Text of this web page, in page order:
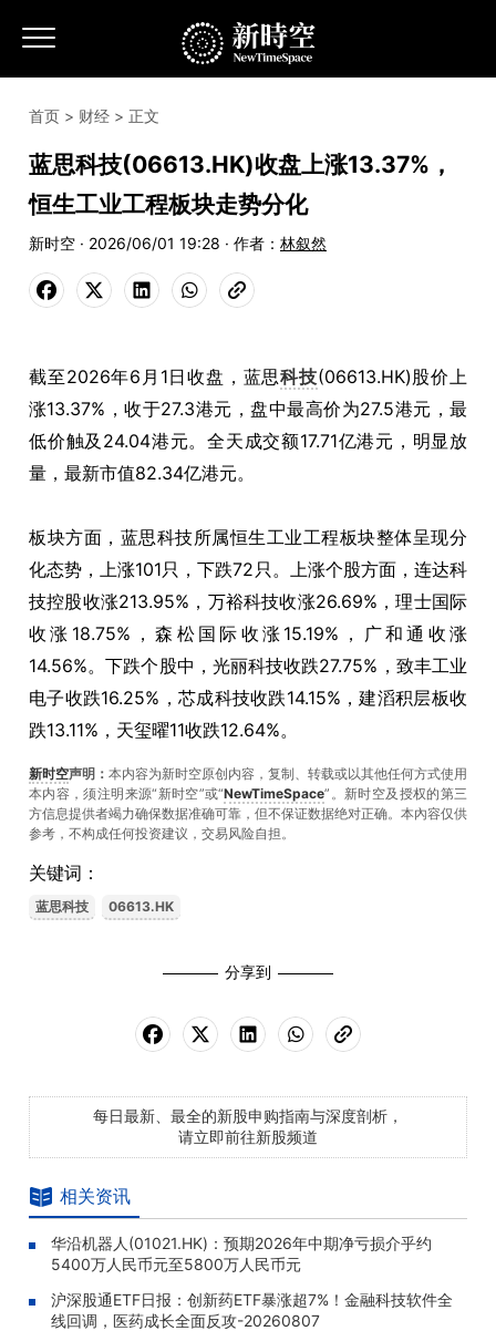
首页 > 财经 > 正文
蓝思科技(06613.HK)收盘上涨13.37%，
恒生工业工程板块走势分化
新时空 · 2026/06/01 19:28 · 作者： 林叙然
截至2026年6月1日收盘，蓝思科技(06613.HK)股价上
涨13.37%，收于27.3港元，盘中最高价为27.5港元，最
低价触及24.04港元。全天成交额17.71亿港元，明显放
量，最新市值82.34亿港元。
板块方面，蓝思科技所属恒生工业工程板块整体呈现分
化态势，上涨101只，下跌72只。上涨个股方面，连达科
技控股收涨213.95%，万裕科技收涨26.69%，理士国际
收涨18.75%，森松国际收涨15.19%，广和通收涨
14.56%。下跌个股中，光丽科技收跌27.75%，致丰工业
电子收跌16.25%，芯成科技收跌14.15%，建滔积层板收
跌13.11%，天玺曜11收跌12.64%。
新时空声明： 本内容为新时空原创内容，复制、转载或以其他任何方式使用
本内容，须注明来源“新时空”或“NewTimeSpace”。新时空及授权的第三
方信息提供者竭力确保数据准确可靠，但不保证数据绝对正确。本內容仅供
参考，不构成任何投资建议，交易风险自担。
关键词：
蓝思科技 06613.HK
分享到
每日最新、最全的新股申购指南与深度剖析，
请立即前往新股频道
相关资讯
华沿机器人(01021.HK)：预期2026年中期净亏损介乎约
5400万人民币元至5800万人民币元
沪深股通ETF日报：创新药ETF暴涨超7%！金融科技软件全
线回调，医药成长全面反攻-20260807